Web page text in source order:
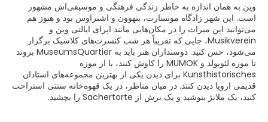
وین به همان اندازه به خاطر زندگی فرهنگی و موسیقی‌اش مشهور
است. این شهر زادگاه موتسارت، بتهوون و اشتراوس بود و هنوز هم
می‌توانید این میراث را در مکان‌هایی مانند اپرای ایالتی وین و
Musikverein، جایی که تقریباً هر شب کنسرت‌های کلاسیک برگزار
می‌شود، حس کنید. دوستداران هنر باید به MuseumsQuartier بروند
تا موزه لئوپولد و MUMOK را کاوش کنند، یا از موزه
Kunsthistorisches برای دیدن یکی از بهترین مجموعه‌های استادان
قدیمی اروپا دیدن کنند. در میان مناظر، در یک قهوه‌خانه سنتی استراحت